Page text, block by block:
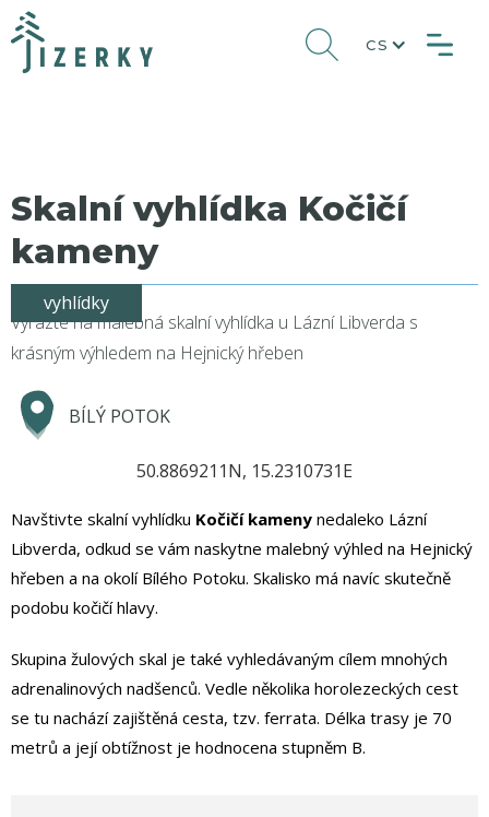
CS
Skalní vyhlídka Kočičí
kameny
vyhlídky
Vyrazte na malebná skalní vyhlídka u Lázní Libverda s
krásným výhledem na Hejnický hřeben
BÍLÝ POTOK
50.8869211N, 15.2310731E
Navštivte skalní vyhlídku Kočičí kameny nedaleko Lázní
Libverda, odkud se vám naskytne malebný výhled na Hejnický
hřeben a na okolí Bílého Potoku. Skalisko má navíc skutečně
podobu kočičí hlavy.
Skupina žulových skal je také vyhledávaným cílem mnohých
adrenalinových nadšenců. Vedle několika horolezeckých cest
se tu nachází zajištěná cesta, tzv. ferrata. Délka trasy je 70
metrů a její obtížnost je hodnocena stupněm B.